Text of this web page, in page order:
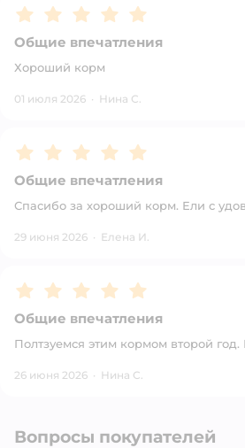
Рейтинг:5
Общие впечатления
Хороший корм
01 июля 2026 · Нина С.
Рейтинг:5
Общие впечатления
Спасибо за хороший корм. Ели с
29 июня 2026 · Елена И.
Рейтинг:5
Общие впечатления
Полтзуемся этим кормом второй год.
26 июня 2026 · Нина С.
Вопросы покупателей